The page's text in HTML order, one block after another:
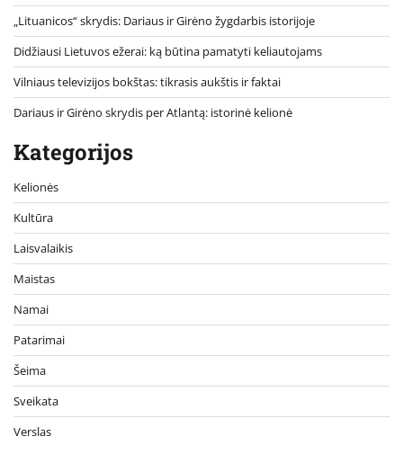
„Lituanicos“ skrydis: Dariaus ir Girėno žygdarbis istorijoje
Didžiausi Lietuvos ežerai: ką būtina pamatyti keliautojams
Vilniaus televizijos bokštas: tikrasis aukštis ir faktai
Dariaus ir Girėno skrydis per Atlantą: istorinė kelionė
Kategorijos
Kelionės
Kultūra
Laisvalaikis
Maistas
Namai
Patarimai
Šeima
Sveikata
Verslas